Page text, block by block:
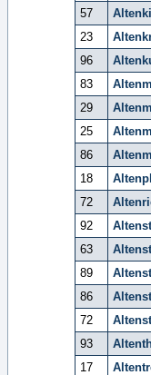
57
23
96
83
29
25
86
18
72
92
63
89
86
72
93
17